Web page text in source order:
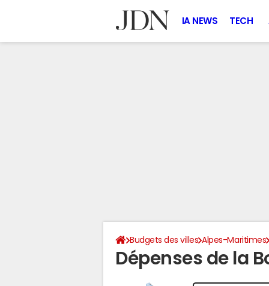
IA NEWS TECH
Budgets des villes Alpes-Maritimes
Dépenses de la